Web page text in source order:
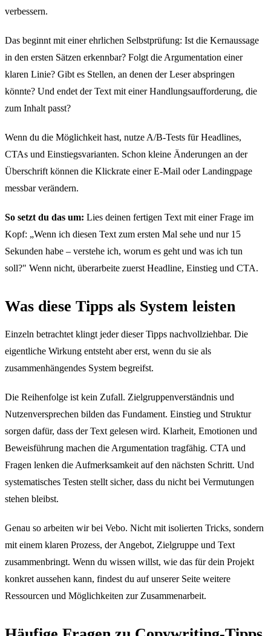
verbessern.
Das beginnt mit einer ehrlichen Selbstprüfung: Ist die Kernaussage
in den ersten Sätzen erkennbar? Folgt die Argumentation einer
klaren Linie? Gibt es Stellen, an denen der Leser abspringen
könnte? Und endet der Text mit einer Handlungsaufforderung, die
zum Inhalt passt?
Wenn du die Möglichkeit hast, nutze A/B-Tests für Headlines,
CTAs und Einstiegsvarianten. Schon kleine Änderungen an der
Überschrift können die Klickrate einer E-Mail oder Landingpage
messbar verändern.
So setzt du das um: Lies deinen fertigen Text mit einer Frage im
Kopf: „Wenn ich diesen Text zum ersten Mal sehe und nur 15
Sekunden habe – verstehe ich, worum es geht und was ich tun
soll?" Wenn nicht, überarbeite zuerst Headline, Einstieg und CTA.
Was diese Tipps als System leisten
Einzeln betrachtet klingt jeder dieser Tipps nachvollziehbar. Die
eigentliche Wirkung entsteht aber erst, wenn du sie als
zusammenhängendes System begreifst.
Die Reihenfolge ist kein Zufall. Zielgruppenverständnis und
Nutzenversprechen bilden das Fundament. Einstieg und Struktur
sorgen dafür, dass der Text gelesen wird. Klarheit, Emotionen und
Beweisführung machen die Argumentation tragfähig. CTA und
Fragen lenken die Aufmerksamkeit auf den nächsten Schritt. Und
systematisches Testen stellt sicher, dass du nicht bei Vermutungen
stehen bleibst.
Genau so arbeiten wir bei Vebo. Nicht mit isolierten Tricks, sondern
mit einem klaren Prozess, der Angebot, Zielgruppe und Text
zusammenbringt. Wenn du wissen willst, wie das für dein Projekt
konkret aussehen kann, findest du auf unserer Seite weitere
Ressourcen und Möglichkeiten zur Zusammenarbeit.